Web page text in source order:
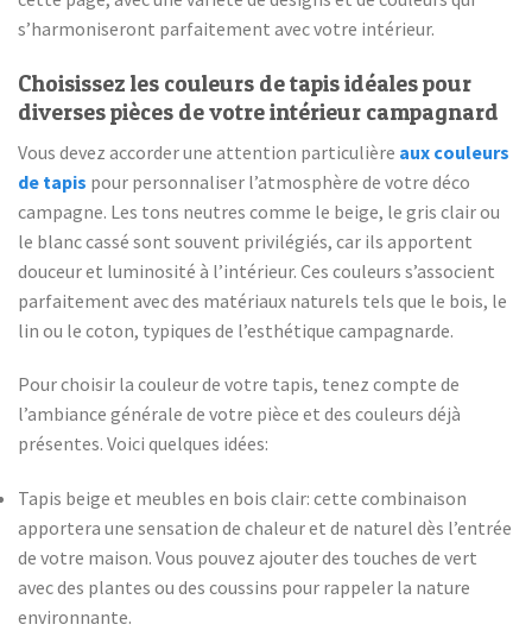
s’harmoniseront parfaitement avec votre intérieur.
Choisissez les couleurs de tapis idéales pour
diverses pièces de votre intérieur campagnard
Vous devez accorder une attention particulière aux couleurs
de tapis pour personnaliser l’atmosphère de votre déco
campagne. Les tons neutres comme le beige, le gris clair ou
le blanc cassé sont souvent privilégiés, car ils apportent
douceur et luminosité à l’intérieur. Ces couleurs s’associent
parfaitement avec des matériaux naturels tels que le bois, le
lin ou le coton, typiques de l’esthétique campagnarde.
Pour choisir la couleur de votre tapis, tenez compte de
l’ambiance générale de votre pièce et des couleurs déjà
présentes. Voici quelques idées:
Tapis beige et meubles en bois clair: cette combinaison
apportera une sensation de chaleur et de naturel dès l’entrée
de votre maison. Vous pouvez ajouter des touches de vert
avec des plantes ou des coussins pour rappeler la nature
environnante.